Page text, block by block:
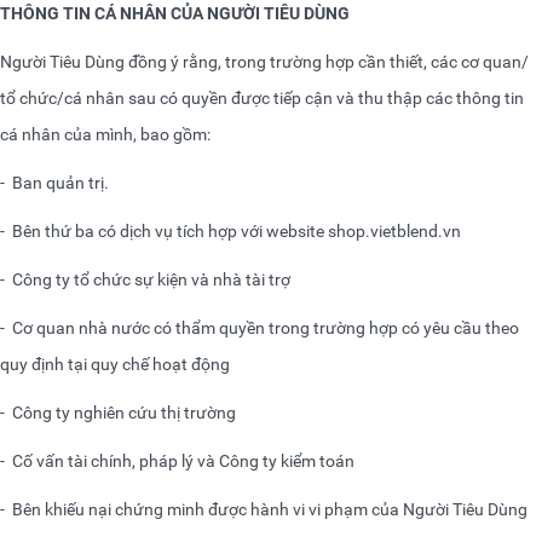
THÔNG TIN CÁ NHÂN CỦA NGƯỜI TIÊU DÙNG
Người Tiêu Dùng đồng ý rằng, trong trường hợp cần thiết, các cơ quan/
tổ chức/cá nhân sau có quyền được tiếp cận và thu thập các thông tin
cá nhân của mình, bao gồm:
- Ban quản trị.
- Bên thứ ba có dịch vụ tích hợp với websiteshop.vietblend.vn
- Công ty tổ chức sự kiện và nhà tài trợ
- Cơ quan nhà nước có thẩm quyền trong trường hợp có yêu cầu theo
quy định tại quy chế hoạt động
- Công ty nghiên cứu thị trường
- Cố vấn tài chính, pháp lý và Công ty kiểm toán
- Bên khiếu nại chứng minh được hành vi vi phạm của Người Tiêu Dùng